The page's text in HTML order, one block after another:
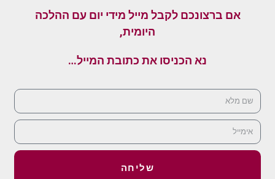
אם ברצונכם לקבל מייל מידי יום עם ההלכה
היומית,
נא הכניסו את כתובת המייל…
שליחה